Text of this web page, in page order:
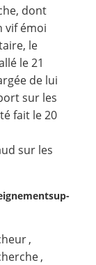
dont
vif émoi
le
le 21
de lui
sur les
fait le 20
sur les
,
,